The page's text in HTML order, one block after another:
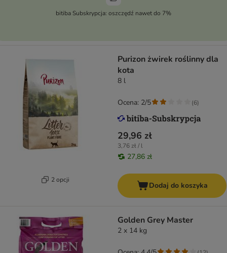
bitiba Subskrypcja: oszczędź nawet do 7%
2 opcji
Purizon żwirek roślinny dla
kota
8 l
29,96 zł
3,76 zł / l
27,86 zł
Ocena: 2/5 (6)
Dodaj do koszyka
Golden Grey Master
2 x 14 kg